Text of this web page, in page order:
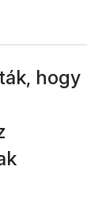
hogy